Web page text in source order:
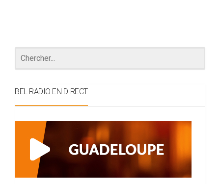
BEL RADIO EN DIRECT